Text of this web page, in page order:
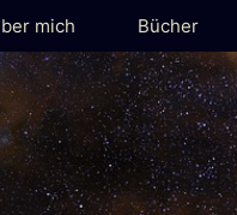
mich Bücher